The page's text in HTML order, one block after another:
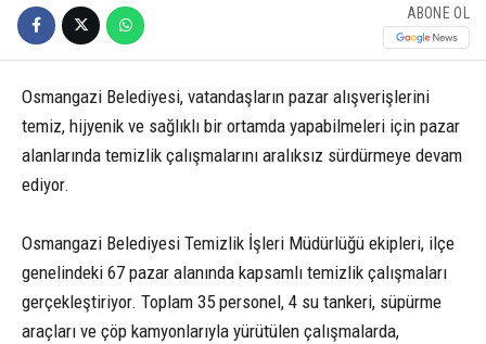
ABONE OL
Osmangazi Belediyesi, vatandaşların pazar alışverişlerini
temiz, hijyenik ve sağlıklı bir ortamda yapabilmeleri için pazar
alanlarında temizlik çalışmalarını aralıksız sürdürmeye devam
ediyor.
Osmangazi Belediyesi Temizlik İşleri Müdürlüğü ekipleri, ilçe
genelindeki 67 pazar alanında kapsamlı temizlik çalışmaları
gerçekleştiriyor. Toplam 35 personel, 4 su tankeri, süpürme
araçları ve çöp kamyonlarıyla yürütülen çalışmalarda,